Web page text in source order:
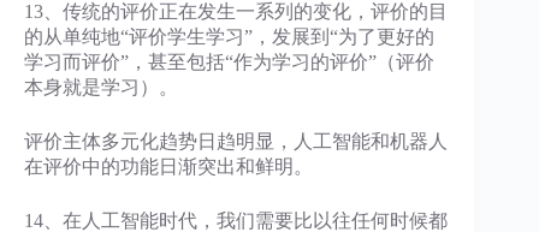
13、传统的评价正在发生一系列的变化，评价的目
的从单纯地“评价学生学习”，发展到“为了更好的
学习而评价”，甚至包括“作为学习的评价”（评价
本身就是学习）。
评价主体多元化趋势日趋明显，人工智能和机器人
在评价中的功能日渐突出和鲜明。
14、在人工智能时代，我们需要比以往任何时候都